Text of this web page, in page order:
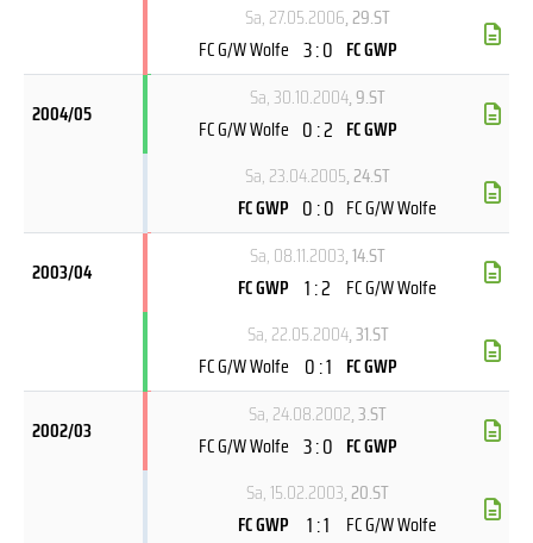
Sa, 27.05.2006, 29.ST
FC G/W Wolfe 3 : 0 FC GWP
2004/05
Sa, 30.10.2004, 9.ST
FC G/W Wolfe 0 : 2 FC GWP
Sa, 23.04.2005, 24.ST
FC GWP 0 : 0 FC G/W Wolfe
2003/04
Sa, 08.11.2003, 14.ST
FC GWP 1 : 2 FC G/W Wolfe
Sa, 22.05.2004, 31.ST
FC G/W Wolfe 0 : 1 FC GWP
2002/03
Sa, 24.08.2002, 3.ST
FC G/W Wolfe 3 : 0 FC GWP
Sa, 15.02.2003, 20.ST
FC GWP
1 : 1 FC G/W Wolfe